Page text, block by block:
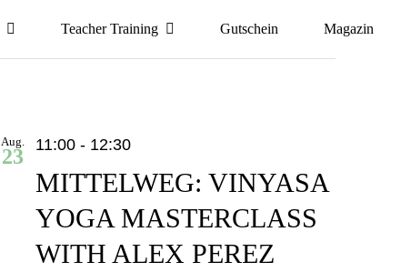
Teacher Training Gutschein Magazin
Aug.
23
MITTELWEG: VINYASA
YOGA MASTERCLASS
WITH ALEX PEREZ
11:00 - 12:30